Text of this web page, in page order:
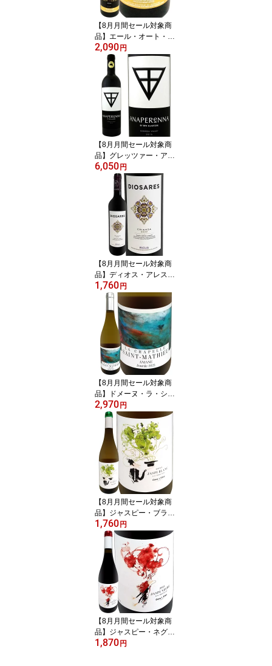
ャルドネ 辛口 果実味 ミ
ネラル アルコール約12%
【8月月間セール対象商
品】エール・オート・レ
ゼルヴ ミネルヴォワ・
ラ・リヴィニエール 201
7 フランス パーカー 750
ml 赤ワイン フルボディ
シラー50% グルナッシュ
30% カリニャン20% AL
C14.5% パーカー91~94
点 ロバート・パーカー
ワイン・アドヴォケート
京橋ワイン
2,090円
【8月月間セール対象商
品】グレッツァー・アナ
ペレーナ 2021 オースト
ラリア 赤ワイン 750ml
フルボディ パーカー94
+点 シラーズ79% カベル
ネ・ソーヴィニヨン21%
ベン・グレッツァー 南オ
ーストラリア バロッサ・
ヴァレー エベニーザー
古木 樹齢30~130年 新樽
100% 無濾過
6,050円
【8月月間セール対象商
品】ディオス・アレス・
リオハ・クリアンサ 202
0 スペイン 赤ワイン リオ
ハ 銘醸地 パーカー91点
テンプラニーリョ オーク
樽熟成 クリアンサ格付
リオハ・アラベサ バスク
ミディアムボディ フルボ
ディ 750ml パーカー91
ワインアドヴォケイト
1,760円
【8月月間セール対象商
品】ドメーヌ・ラ・シャ
ペル・サン・マチュー ジ
ュルド・ブラン 2023 フ
ランス 750ml 辛口 樽熟
成 8か月 オーク樽熟成 グ
ルナッシュ・ブラン ルー
サンヌ シュナン クレレ
ット グルナッシュ・グリ
ブレンド ナチュラルワイ
ン ピュア 黄金桃 ラ・フ
ランス
2,970円
【8月月間セール対象商
品】ジャスピー・ブラン
2023 スペイン 白ワイン
750ml ミディアムボディ
寄りのライトボディ 辛口
カタルーニャ テラ・アル
タ トニ・コカ コカ兄弟
ガルナッチャ・ブランカ
マカベオ 古木 高樹齢 ガ
ルナッチャ・ブランカ7
0% マカベオ30% 手摘み
1,760円
【8月月間セール対象商
品】ジャスピー・ネグレ
2021 スペイン 赤ワイン
1,870円